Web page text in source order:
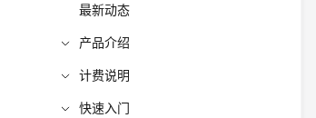
最新动态
产品介绍
计费说明
快速入门